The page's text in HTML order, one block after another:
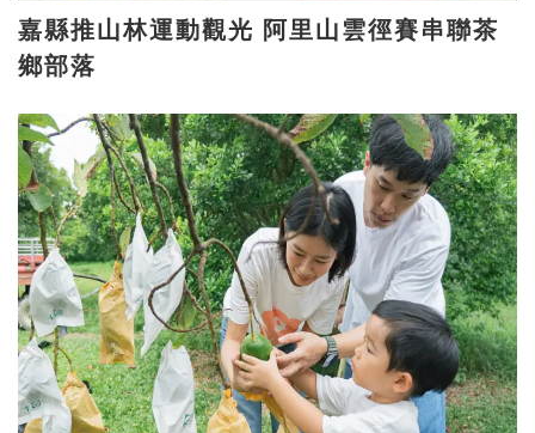
嘉縣推山林運動觀光 阿里山雲徑賽串聯茶
鄉部落